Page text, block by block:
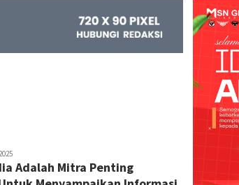
Adalah Mitra Penting